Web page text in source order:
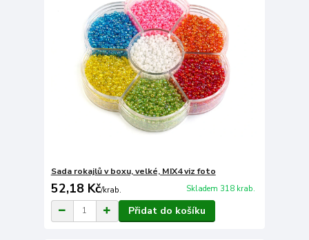
Sada rokajlů v boxu, velké, MIX4 viz foto
52,18 Kč/krab. Skladem 318 krab.
Přidat do košíku